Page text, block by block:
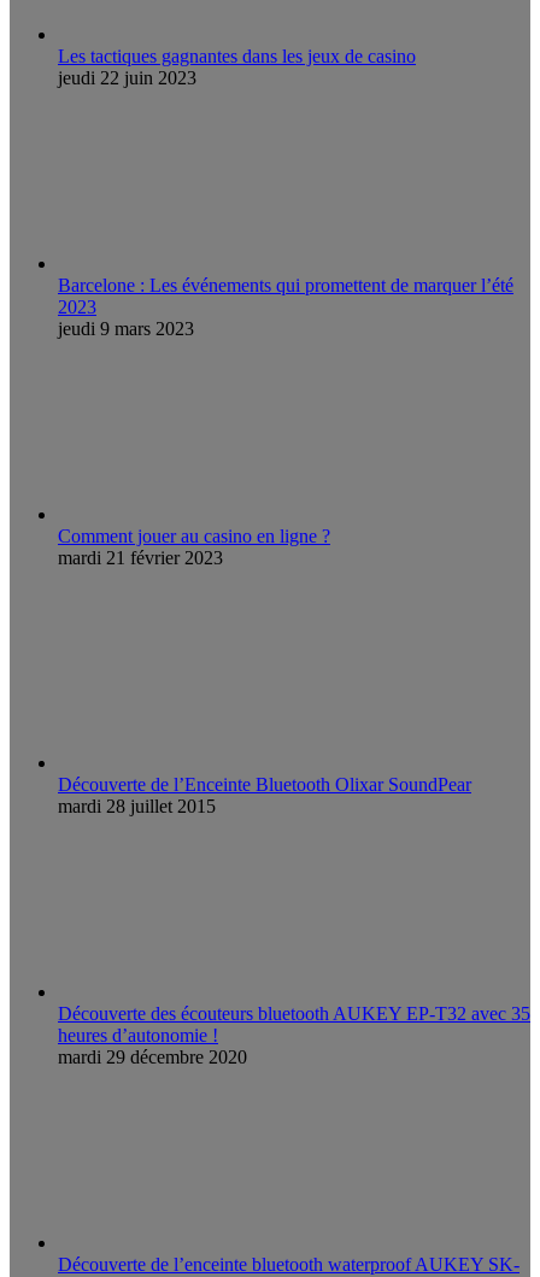
Les tactiques gagnantes dans les jeux de casino
jeudi 22 juin 2023
Barcelone : Les événements qui promettent de marquer l’été
2023
jeudi 9 mars 2023
Comment jouer au casino en ligne ?
mardi 21 février 2023
Découverte de l’Enceinte Bluetooth Olixar SoundPear
mardi 28 juillet 2015
Découverte des écouteurs bluetooth AUKEY EP-T32 avec 35
heures d’autonomie !
mardi 29 décembre 2020
Découverte de l’enceinte bluetooth waterproof AUKEY SK-